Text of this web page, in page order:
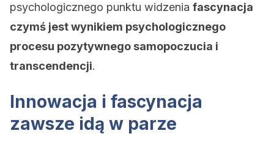
psychologicznego punktu widzenia fascynacja
czymś jest wynikiem psychologicznego
procesu pozytywnego samopoczucia i
transcendencji.
Innowacja i fascynacja
zawsze idą w parze